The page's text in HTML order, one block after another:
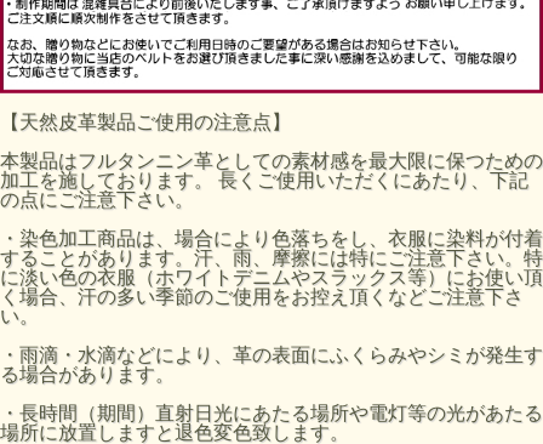
【天然皮革製品ご使用の注意点】
本製品はフルタンニン革としての素材感を最大限に保つための
加工を施しております。 長くご使用いただくにあたり、下記
の点にご注意下さい。
・染色加工商品は、場合により色落ちをし、衣服に染料が付着
することがあります。汗、雨、摩擦には特にご注意下さい。特
に淡い色の衣服（ホワイトデニムやスラックス等）にお使い頂
く場合、汗の多い季節のご使用をお控え頂くなどご注意下さ
い。
・雨滴・水滴などにより、革の表面にふくらみやシミが発生す
る場合があります。
・長時間（期間）直射日光にあたる場所や電灯等の光があたる
場所に放置しますと退色変色致します。